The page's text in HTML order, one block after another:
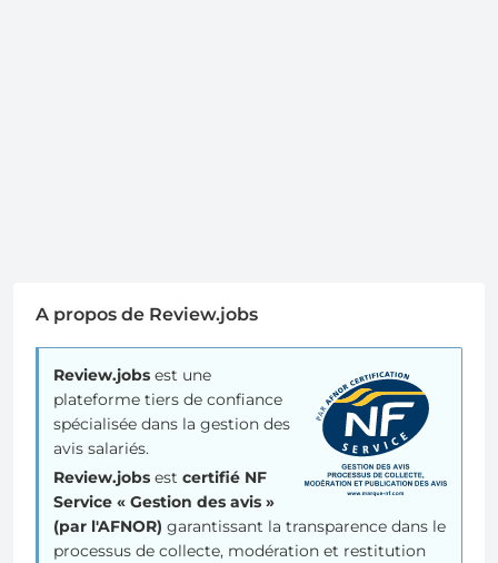
A propos de Review.jobs
Review.jobs est une
plateforme tiers de confiance
spécialisée dans la gestion des
avis salariés.
Review.jobs est certifié NF
Service « Gestion des avis »
(par l'AFNOR) garantissant la transparence dans le
processus de collecte, modération et restitution